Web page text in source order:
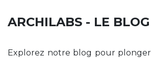
ARCHILABS - LE BLOG
Explorez notre blog pour